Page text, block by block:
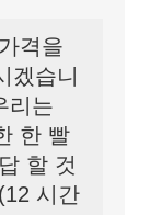
격을
겠습니
리는
한 빨
할 것
시간